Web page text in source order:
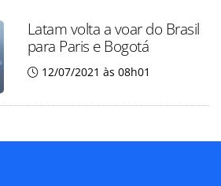
Latam volta a voar do Brasil
para Paris e Bogotá
12/07/2021 às 08h01